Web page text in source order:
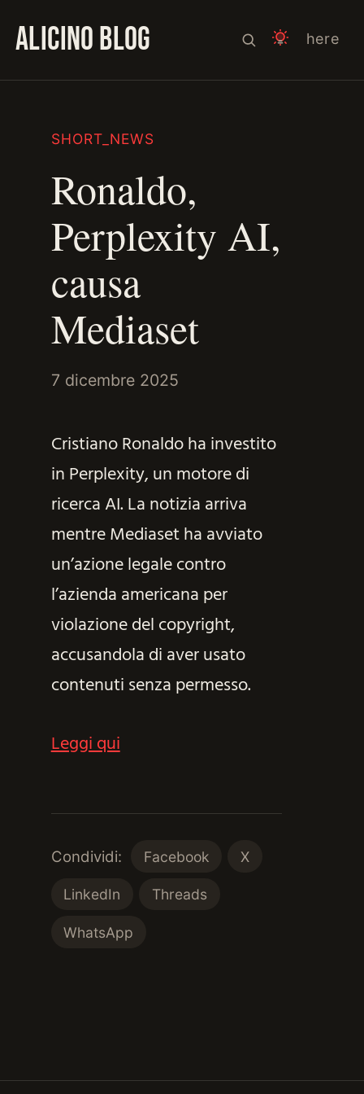
ALICINO BLOG here
SHORT_NEWS
Ronaldo,
Perplexity AI,
causa
Mediaset
7 dicembre 2025
Cristiano Ronaldo ha investito
in Perplexity, un motore di
ricerca AI. La notizia arriva
mentre Mediaset ha avviato
un’azione legale contro
l’azienda americana per
violazione del copyright,
accusandola di aver usato
contenuti senza permesso.
Leggi qui
Condividi: Facebook X
LinkedIn Threads
WhatsApp